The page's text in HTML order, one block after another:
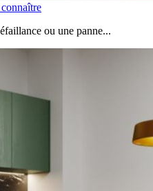
ou une panne...